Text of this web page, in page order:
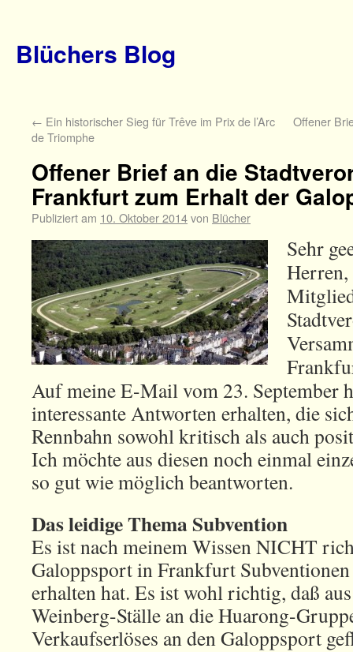
Blüchers Blog
← Ein historischer Sieg für Trêve im Prix de l’Arc
de Triomphe
Offener
Offener Brief an die
Frankfurt zum Erhalt der
Publiziert am 10. Oktober 2014von Blücher
Sehr
Herren,
Auf meine E-Mail vom 23. September
interessante Antworten erhalten, die
Rennbahn sowohl kritisch als auch
Ich möchte aus diesen noch einmal
so gut wie möglich beantworten.
Das leidige Thema Subvention
Es ist nach meinem Wissen NICHT
Galoppsport in Frankfurt
erhalten hat. Es ist wohl richtig, daß
Weinberg-Ställe an die Huarong-
Verkaufserlöses an den Galoppsport